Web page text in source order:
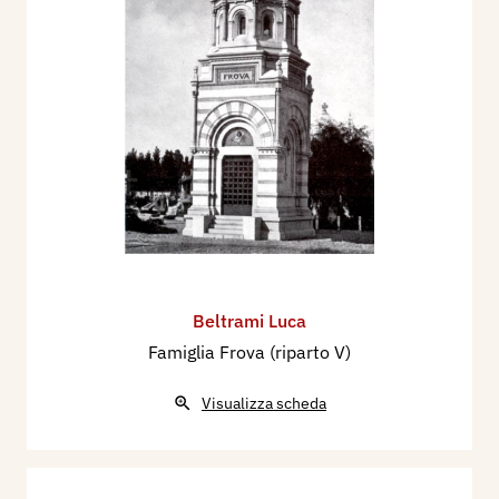
Beltrami Luca
Famiglia Frova (riparto V)
Visualizza scheda